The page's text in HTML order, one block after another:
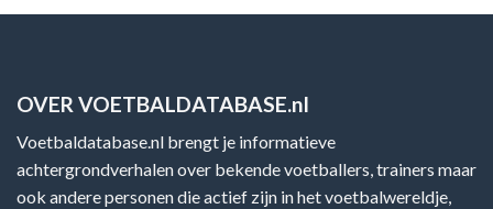
OVER VOETBALDATABASE.nl
Voetbaldatabase.nl brengt je informatieve
achtergrondverhalen over bekende voetballers, trainers maar
ook andere personen die actief zijn in het voetbalwereldje,